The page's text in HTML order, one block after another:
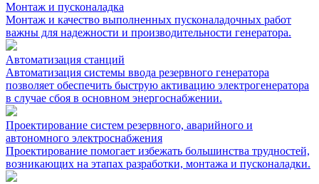
Монтаж и пусконаладка
Монтаж и качество выполненных пусконаладочных работ
важны для надежности и производительности генератора.
Автоматизация cтанций
Автоматизация системы ввода резервного генератора
позволяет обеспечить быструю активацию электрогенератора
в случае сбоя в основном энергоснабжении.
Проектирование систем резервного, аварийного и
автономного электроснабжения
Проектирование помогает избежать большинства трудностей,
возникающих на этапах разработки, монтажа и пусконаладки.